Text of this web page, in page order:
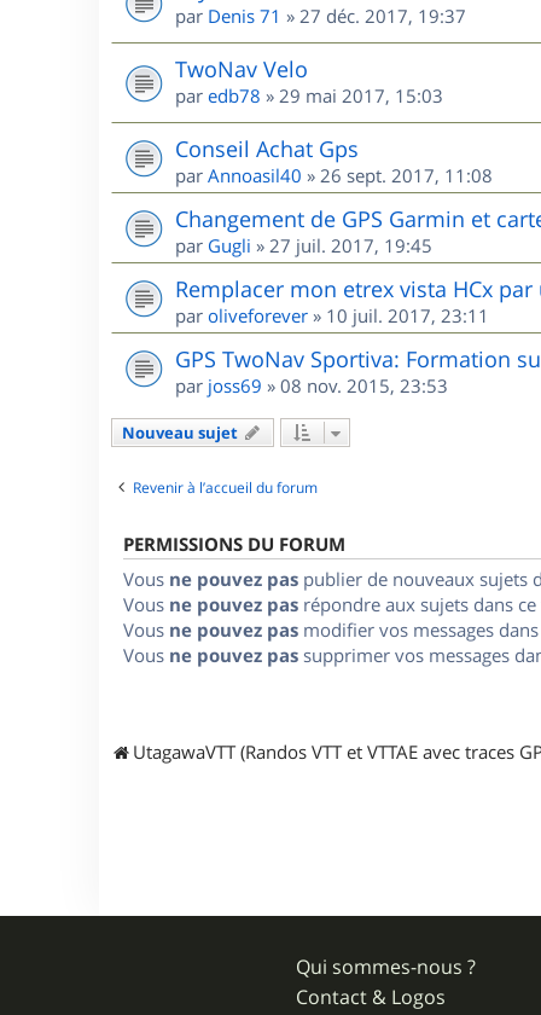
par Denis 71 » 27 déc. 2017, 19:37
TwoNav Velo
par edb78 » 29 mai 2017, 15:03
Conseil Achat Gps
par Annoasil40 » 26 sept. 2017, 11:08
Changement de GPS Garmin et
par Gugli » 27 juil. 2017, 19:45
Remplacer mon etrex vista HCx
par oliveforever » 10 juil. 2017, 23:11
GPS TwoNav Sportiva: Formation
par joss69 » 08 nov. 2015, 23:53
Nouveau sujet
Revenir à l’accueil du forum
PERMISSIONS DU FORUM
Vous ne pouvez pas publier de nouveaux sujets
Vous ne pouvez pas répondre aux sujets dans
Vous ne pouvez pas modifier vos messages
Vous ne pouvez pas supprimer vos messages
UtagawaVTT (Randos VTT et VTTAE avec traces
Qui sommes-nous ?
Contact & Logos